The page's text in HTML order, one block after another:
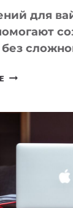
для
7
ПОМОГАЮТ
СОЗДАВАТЬ
БЕЗ